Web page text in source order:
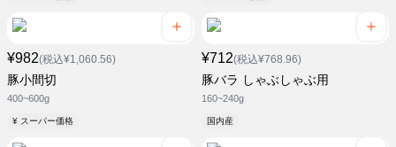
¥982(税込¥1,060.56)
豚小間切
400~600g
¥ スーパー価格
¥712(税込¥768.96)
豚バラ しゃぶしゃぶ用
160~240g
国内産